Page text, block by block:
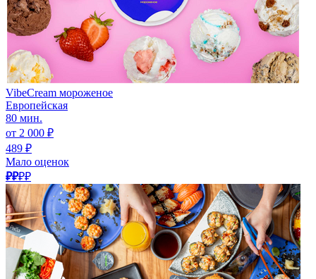
VibeCream мороженое
Европейская
80 мин.
от 2 000 ₽
489 ₽
Мало оценок
₽₽₽₽